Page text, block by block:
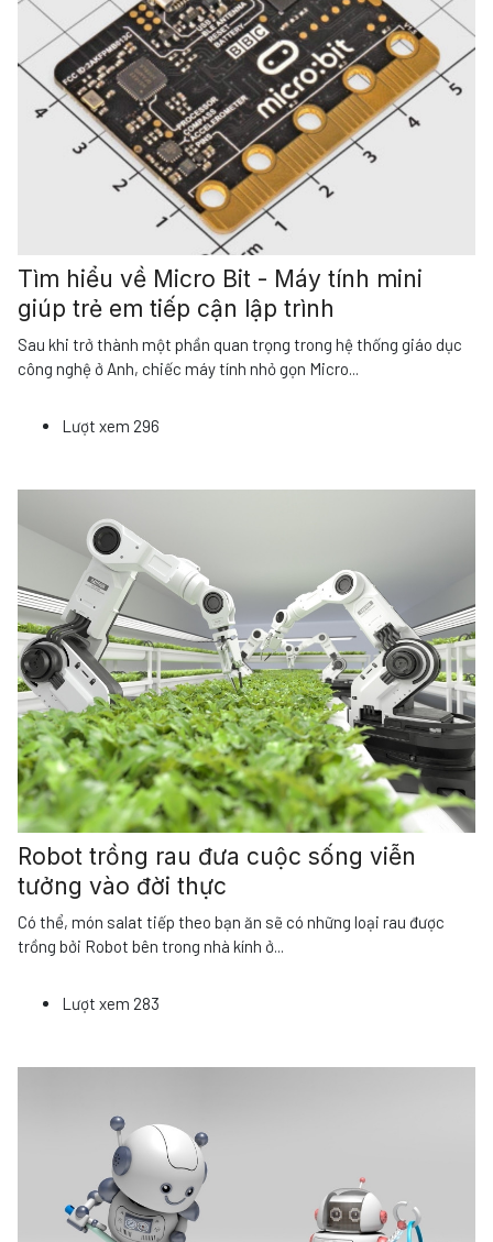
Tìm hiểu về Micro Bit - Máy tính mini
giúp trẻ em tiếp cận lập trình
Sau khi trở thành một phần quan trọng trong hệ thống giáo dục
công nghệ ở Anh, chiếc máy tính nhỏ gọn Micro
Lượt xem 296
Robot trồng rau đưa cuộc sống viễn
tưởng vào đời thực
Có thể, món salat tiếp theo bạn ăn sẽ có những loại rau được
trồng bởi Robot bên trong nhà kính ở
Lượt xem 283